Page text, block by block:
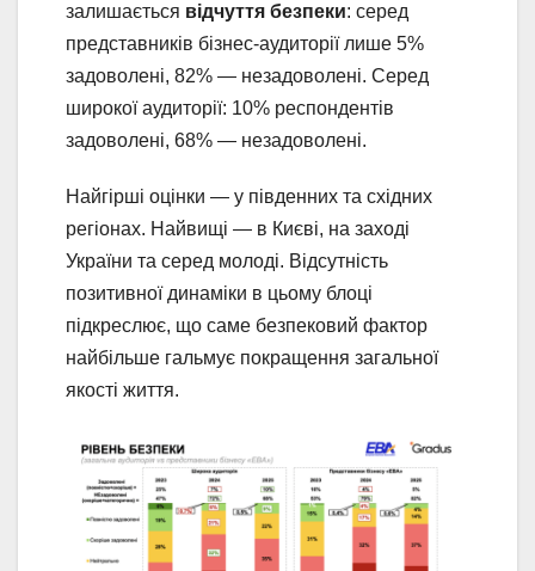
залишається відчуття безпеки: серед
представників бізнес-аудиторії лише 5%
задоволені, 82% — незадоволені. Серед
широкої аудиторії: 10% респондентів
задоволені, 68% — незадоволені.
Найгірші оцінки — у південних та східних
регіонах. Найвищі — в Києві, на заході
України та серед молоді. Відсутність
позитивної динаміки в цьому блоці
підкреслює, що саме безпековий фактор
найбільше гальмує покращення загальної
якості життя.